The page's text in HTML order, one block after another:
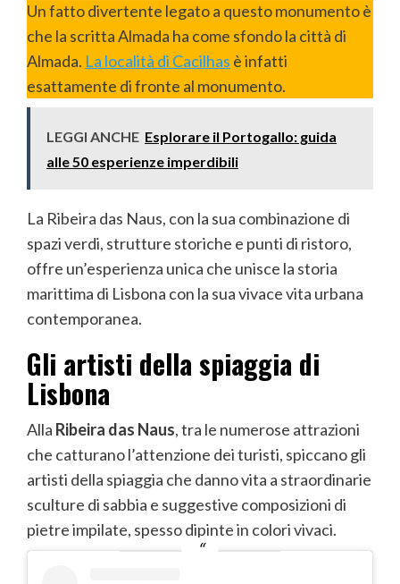
Un fatto divertente legato a questo monumento è
che la scritta Almada ha come sfondo la città di
Almada. La località di Cacilhas è infatti
esattamente di fronte al monumento.
LEGGI ANCHE Esplorare il Portogallo: guida
alle 50 esperienze imperdibili
La Ribeira das Naus, con la sua combinazione di
spazi verdi, strutture storiche e punti di ristoro,
offre un’esperienza unica che unisce la storia
marittima di Lisbona con la sua vivace vita urbana
contemporanea.
Gli artisti della spiaggia di
Lisbona
Alla Ribeira das Naus, tra le numerose attrazioni
che catturano l’attenzione dei turisti, spiccano gli
artisti della spiaggia che danno vita a straordinarie
sculture di sabbia e suggestive composizioni di
pietre impilate, spesso dipinte in colori vivaci.